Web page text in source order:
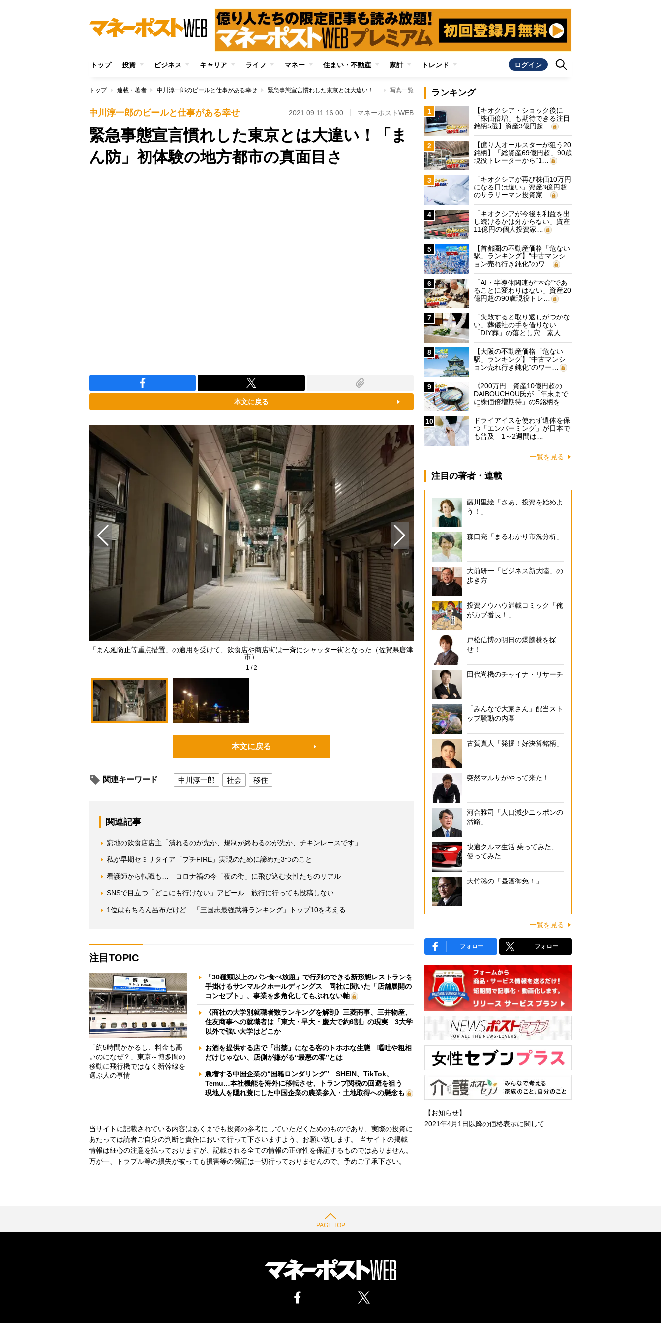
トップ 投資 ビジネス キャリア ライフ マネー 住まい・不動産 家計 トレンド ログイン
トップ 連載・著者 中川淳一郎のビールと仕事がある幸せ 緊急事態宣言慣れした東京とは大違い！「まん防」初体験の地方都市の真面目さ 写真一覧
中川淳一郎のビールと仕事がある幸せ 2021.09.11 16:00 マネーポストWEB
緊急事態宣言慣れした東京とは大違い！「ま
ん防」初体験の地方都市の真面目さ
本文に戻る
「まん延防止等重点措置」の適用を受けて、飲食店や商店街は一斉にシャッター街となった（佐賀県唐津
市）
コロナ禍の医療従事者への感謝の気持ちを表すためにブルーにライトア
1 /2
本文に戻る
関連キーワード 中川淳一郎 社会 移住
関連記事
窮地の飲食店店主「潰れるのが先か、規制が終わるのが先か、チキンレースです」
私が早期セミリタイア「プチFIRE」実現のために諦めた3つのこと
看護師から転職も… コロナ禍の今「夜の街」に飛び込む女性たちのリアル
SNSで目立つ「どこにも行けない」アピール 旅行に行っても投稿しない
1位はもちろん呂布だけど…「三国志最強武将ランキング」トップ10を考える
注目TOPIC
「約5時間かかるし、料金も高
いのになぜ？」東京～博多間の
移動に飛行機ではなく新幹線を
選ぶ人の事情
「30種類以上のパン食べ放題」で行列のできる新形態レストランを
手掛けるサンマルクホールディングス 同社に聞いた「店舗展開の
コンセプト」、事業を多角化してもぶれない軸
《商社の大学別就職者数ランキングを解剖》三菱商事、三井物産、
住友商事への就職者は「東大・早大・慶大で約6割」の現実 3大学
以外で強い大学はどこか
お酒を提供する店で「出禁」になる客のトホホな生態 嘔吐や粗相
だけじゃない、店側が嫌がる“最悪の客”とは
急増する中国企業の“国籍ロンダリング” SHEIN、TikTok、
Temu…本社機能を海外に移転させ、トランプ関税の回避を狙う
現地人を隠れ蓑にした中国企業の農業参入・土地取得への懸念も
当サイトに記載されている内容はあくまでも投資の参考にしていただくためのものであり、実際の投資に
あたっては読者ご自身の判断と責任において行って下さいますよう、お願い致します。 当サイトの掲載
情報は細心の注意を払っておりますが、記載される全ての情報の正確性を保証するものではありません。
万が一、トラブル等の損失が被っても損害等の保証は一切行っておりませんので、予めご了承下さい。
ランキング
1
【キオクシア・ショック後に
「株価倍増」も期待できる注目
銘柄5選】資産3億円超…
2
【億り人オールスターが狙う20
銘柄】「総資産69億円超」90歳
現役トレーダーから“1…
3
「キオクシアが再び株価10万円
になる日は遠い」資産3億円超
のサラリーマン投資家…
4
「キオクシアが今後も利益を出
し続けるかは分からない」資産
11億円の個人投資家…
5
【首都圏の不動産価格「危ない
駅」ランキング】“中古マンシ
ョン売れ行き鈍化”のワ…
6
「AI・半導体関連が“本命”であ
ることに変わりはない」資産20
億円超の90歳現役トレ…
7
「失敗すると取り返しがつかな
い」葬儀社の手を借りない
「DIY葬」の落とし穴 素人
に…
8
【大阪の不動産価格「危ない
駅」ランキング】“中古マンシ
ョン売れ行き鈍化”のワー…
9
《200万円→資産10億円超の
DAIBOUCHOU氏が「年末まで
に株価倍増期待」の5銘柄を…
10
ドライアイスを使わず遺体を保
つ「エンバーミング」が日本で
も普及 1～2週間は…
一覧を見る
注目の著者・連載
藤川里絵「さあ、投資を始めよ
う！」
森口亮「まるわかり市況分析」
大前研一「ビジネス新大陸」の
歩き方
投資ノウハウ満載コミック「俺
がカブ番長！」
戸松信博の明日の爆騰株を探
せ！
田代尚機のチャイナ・リサーチ
「みんなで大家さん」配当スト
ップ騒動の内幕
古賀真人「発掘！好決算銘柄」
突然マルサがやって来た！
河合雅司「人口減少ニッポンの
活路」
快適クルマ生活 乗ってみた、
使ってみた
大竹聡の「昼酒御免！」
一覧を見る
フォロー フォロー
【お知らせ】
2021年4月1日以降の価格表示に関して
PAGE TOP